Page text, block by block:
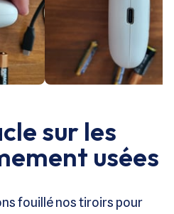
sur les
usées
fouillé nos tiroirs pour